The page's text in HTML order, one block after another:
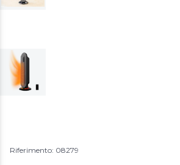
Riferimento: 08279